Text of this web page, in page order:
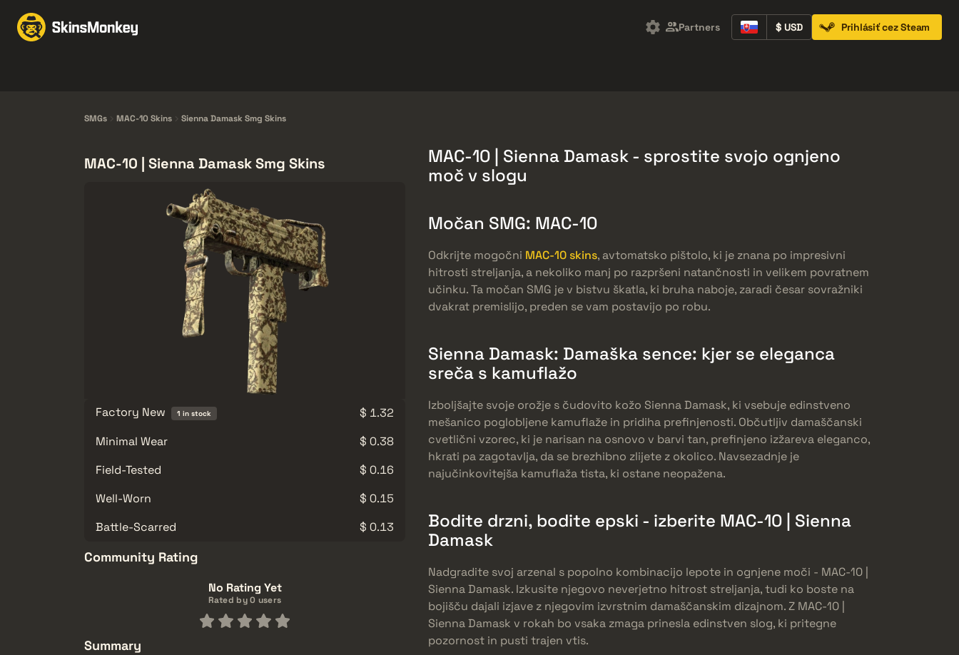
Partners $ USD Prihlásiť cez Steam
SMGs MAC-10 Skins Sienna Damask Smg Skins
MAC-10 | Sienna Damask Smg Skins
Factory New 1 in stock
$ 1.32
Minimal Wear
$ 0.38
Field-Tested
$ 0.16
Well-Worn
$ 0.15
Battle-Scarred
$ 0.13
Community Rating
No Rating Yet
Rated by 0 users
Summary
MAC-10 | Sienna Damask - sprostite svojo ognjeno
moč v slogu
Močan SMG: MAC-10
Odkrijte mogočni MAC-10 skins, avtomatsko pištolo, ki je znana po impresivni
hitrosti streljanja, a nekoliko manj po razpršeni natančnosti in velikem povratnem
učinku. Ta močan SMG je v bistvu škatla, ki bruha naboje, zaradi česar sovražniki
dvakrat premislijo, preden se vam postavijo po robu.
Sienna Damask: Damaška sence: kjer se eleganca
sreča s kamuflažo
Izboljšajte svoje orožje s čudovito kožo Sienna Damask, ki vsebuje edinstveno
mešanico poglobljene kamuflaže in pridiha prefinjenosti. Občutljiv damaščanski
cvetlični vzorec, ki je narisan na osnovo v barvi tan, prefinjeno izžareva eleganco,
hkrati pa zagotavlja, da se brezhibno zlijete z okolico. Navsezadnje je
najučinkovitejša kamuflaža tista, ki ostane neopažena.
Bodite drzni, bodite epski - izberite MAC-10 | Sienna
Damask
Nadgradite svoj arzenal s popolno kombinacijo lepote in ognjene moči - MAC-10 |
Sienna Damask. Izkusite njegovo neverjetno hitrost streljanja, tudi ko boste na
bojišču dajali izjave z njegovim izvrstnim damaščanskim dizajnom. Z MAC-10 |
Sienna Damask v rokah bo vsaka zmaga prinesla edinstven slog, ki pritegne
pozornost in pusti trajen vtis.